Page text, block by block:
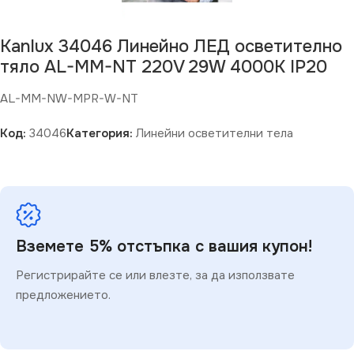
Kanlux 34046 Линейно ЛЕД осветително
тяло AL-MM-NT 220V 29W 4000K IP20
AL-MM-NW-MPR-W-NT
Код: 34046Категория: Линейни осветителни тела
Вземете 5% отстъпка с вашия купон!
Регистрирайте се или влезте, за да използвате
предложението.